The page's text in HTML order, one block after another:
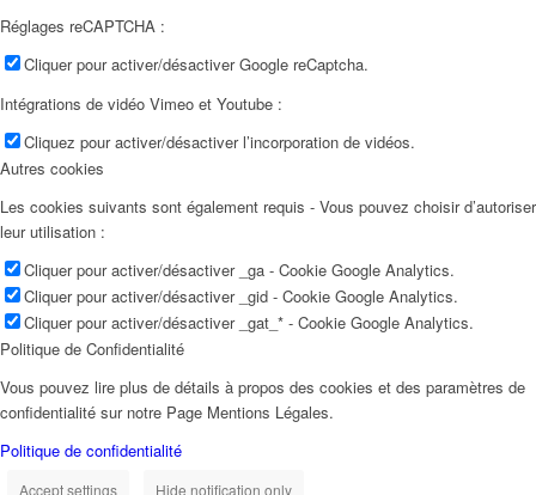
Réglages reCAPTCHA :
Cliquer pour activer/désactiver Google reCaptcha.
Intégrations de vidéo Vimeo et Youtube :
Cliquez pour activer/désactiver l’incorporation de vidéos.
Autres cookies
Les cookies suivants sont également requis - Vous pouvez choisir d’autoriser
leur utilisation :
Cliquer pour activer/désactiver _ga - Cookie Google Analytics.
Cliquer pour activer/désactiver _gid - Cookie Google Analytics.
Cliquer pour activer/désactiver _gat_* - Cookie Google Analytics.
Politique de Confidentialité
Vous pouvez lire plus de détails à propos des cookies et des paramètres de
confidentialité sur notre Page Mentions Légales.
Politique de confidentialité
Accept settings Hide notification only